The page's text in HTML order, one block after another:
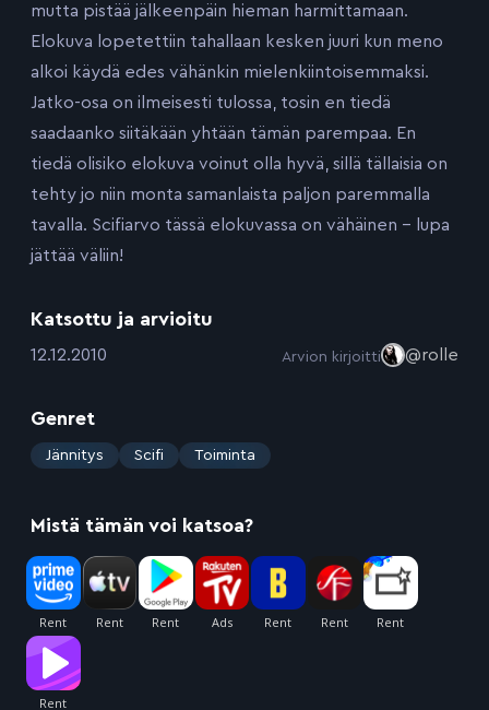
mutta pistää jälkeenpäin hieman harmittamaan.
Elokuva lopetettiin tahallaan kesken juuri kun meno
alkoi käydä edes vähänkin mielenkiintoisemmaksi.
Jatko-osa on ilmeisesti tulossa, tosin en tiedä
saadaanko siitäkään yhtään tämän parempaa. En
tiedä olisiko elokuva voinut olla hyvä, sillä tällaisia on
tehty jo niin monta samanlaista paljon paremmalla
tavalla. Scifiarvo tässä elokuvassa on vähäinen – lupa
jättää väliin!
Katsottu ja arvioitu
:12.12.2010 Arvion kirjoitti @rolle
Genret
: Jännitys Scifi Toiminta
Mistä tämän voi katsoa?